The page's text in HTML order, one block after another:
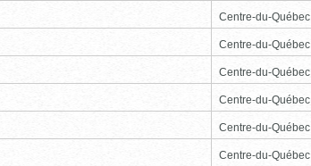
Centre-du-Québec
Centre-du-Québec
Centre-du-Québec
Centre-du-Québec
Centre-du-Québec
Centre-du-Québec